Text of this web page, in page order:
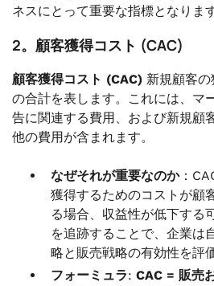
ネスにとって重要な指標となります
2。顧客獲得コスト (CAC)
顧客獲得コスト (CAC) 新規顧客
の合計を表します。これには、マ
告に関連する費用、および新規顧
他の費用が含まれます。
なぜそれが重要なのか：
獲得するためのコストが顧
る場合、収益性が低下する
を追跡することで、企業は
略と販売戦略の有効性を評
フォーミュラ: CAC = 販売